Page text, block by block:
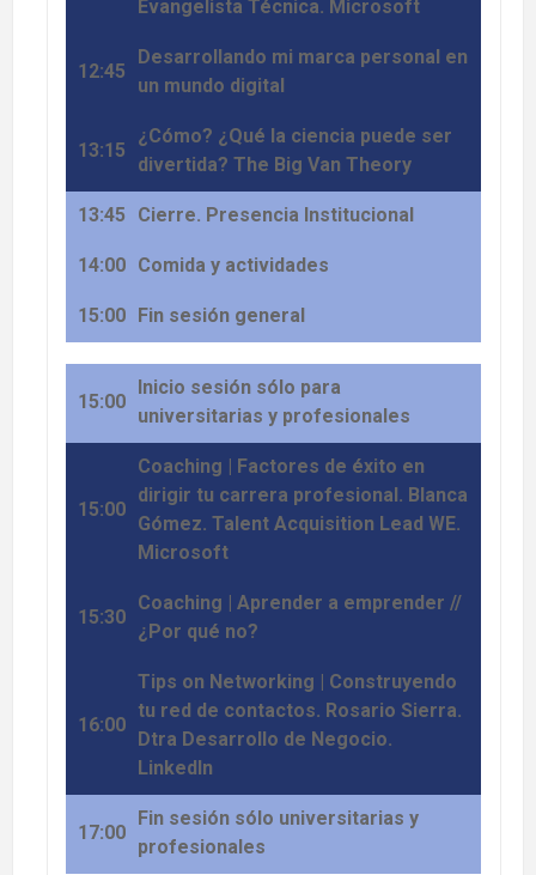
Evangelista Técnica. Microsoft
12:45
Desarrollando mi marca personal en
un mundo digital
13:15
¿Cómo? ¿Qué la ciencia puede ser
divertida? The Big Van Theory
13:45 Cierre. Presencia Institucional
14:00 Comida y actividades
15:00 Fin sesión general
15:00
Inicio sesión sólo para
universitarias y profesionales
15:00
Coaching | Factores de éxito en
dirigir tu carrera profesional. Blanca
Gómez. Talent Acquisition Lead WE.
Microsoft
15:30
Coaching | Aprender a emprender //
¿Por qué no?
16:00
Tips on Networking | Construyendo
tu red de contactos. Rosario Sierra.
Dtra Desarrollo de Negocio.
LinkedIn
17:00
Fin sesión sólo universitarias y
profesionales